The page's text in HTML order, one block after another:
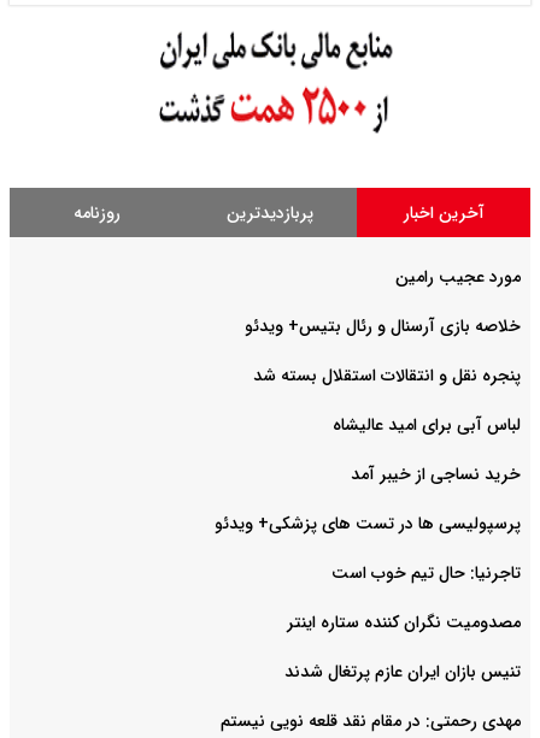
آخرین اخبار پربازدیدترین روزنامه
مورد عجیب رامین
خلاصه بازی آرسنال و رئال بتیس+ ویدئو
پنجره نقل و انتقالات استقلال بسته شد
لباس آبی برای امید عالیشاه
خرید نساجی از خیبر آمد
پرسپولیسی ها در تست های پزشکی+ ویدئو
تاجرنیا: حال تیم خوب است
مصدومیت نگران کننده ستاره اینتر
تنیس بازان ایران عازم پرتغال شدند
مهدی رحمتی: در مقام نقد قلعه نویی نیستم